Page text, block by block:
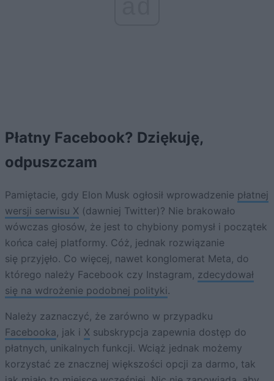
Płatny Facebook? Dziękuję,
odpuszczam
Pamiętacie, gdy Elon Musk ogłosił wprowadzenie płatnej
wersji serwisu X (dawniej Twitter)? Nie brakowało
wówczas głosów, że jest to chybiony pomysł i początek
końca całej platformy. Cóż, jednak rozwiązanie
się przyjęło. Co więcej, nawet konglomerat Meta, do
którego należy Facebook czy Instagram, zdecydował
się na wdrożenie podobnej polityki.
Należy zaznaczyć, że zarówno w przypadku
Facebooka, jak i X subskrypcja zapewnia dostęp do
płatnych, unikalnych funkcji. Wciąż jednak możemy
korzystać ze znacznej większości opcji za darmo, tak